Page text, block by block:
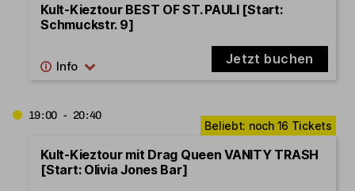
Kult-Kieztour BEST OF ST. PAULI [Start:
Schmuckstr. 9]
Jetzt buchen
19:00 - 20:40
Kult-Kieztour mit Drag Queen VANITY TRASH
[Start: Olivia Jones Bar]